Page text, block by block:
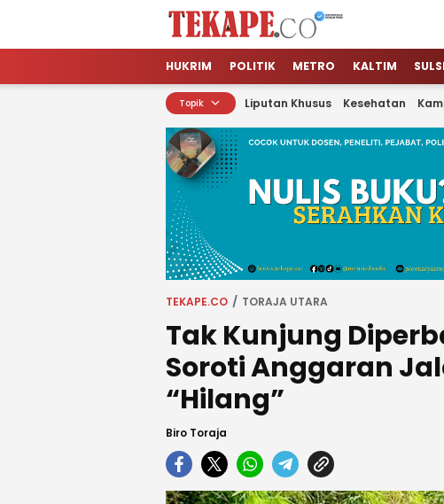
Tekape.co
Jendela Informasi Kita
HUKRIM POLITIK METRO KALTIM
Topik Liputan Khusus Kesehatan
TEKAPE.CO TORAJA UTARA
Tak Kunjung
Soroti Anggaran
“Hilang”
Biro Toraja